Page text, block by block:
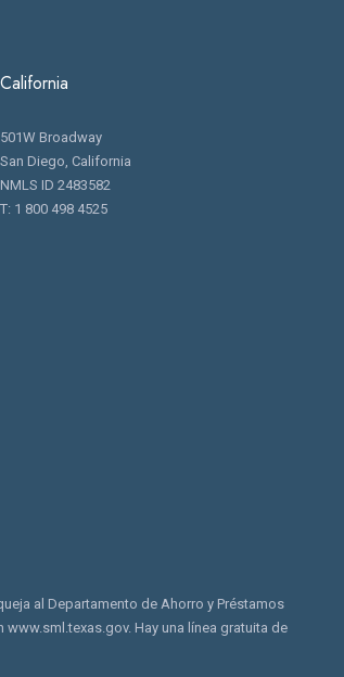
California
501W Broadway
San Diego, California
NMLS ID 2483582
T: 1 800 498 4525
al Departamento de Ahorro y Préstamos
www.sml.texas.gov. Hay una línea gratuita de